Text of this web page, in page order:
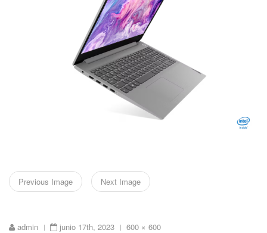
Previous Image Next Image
admin | junio 17th, 2023 |
Full
600 × 600